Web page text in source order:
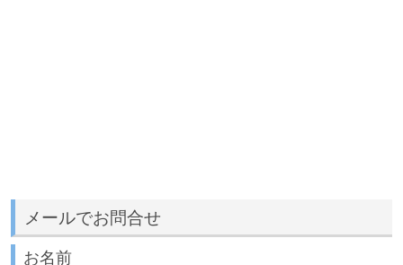
メールでお問合せ
お名前